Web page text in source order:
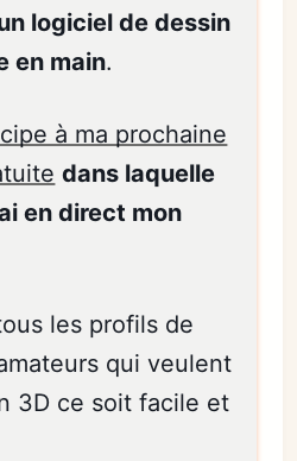
logiciel de dessin
en main.
à ma prochaine
dans laquelle
en direct mon
les profils de
qui veulent
3D ce soit facile et